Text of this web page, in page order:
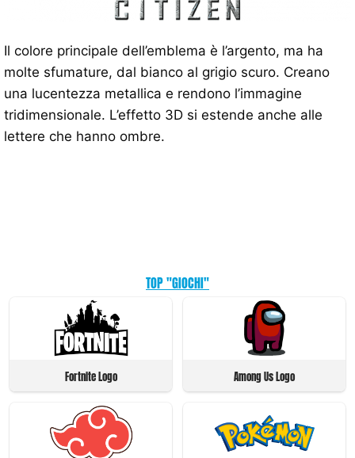
Il colore principale dell’emblema è l’argento, ma ha
molte sfumature, dal bianco al grigio scuro. Creano
una lucentezza metallica e rendono l’immagine
tridimensionale. L’effetto 3D si estende anche alle
lettere che hanno ombre.
TOP "GIOCHI"
Fortnite Logo Among Us Logo